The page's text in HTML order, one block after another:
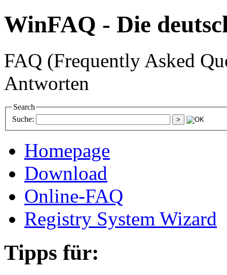
WinFAQ - Die
FAQ (Frequently Asked
Antworten
Search
Suche:
Homepage
Download
Online-FAQ
Registry System Wizard
Tipps für: